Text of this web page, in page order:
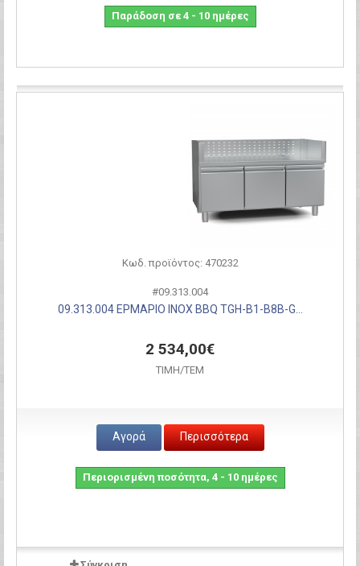
Παράδοση σε 4 - 10 ημέρες
Κωδ. προϊόντος: 470232
#09.313.004
09.313.004 ΕΡΜΑΡΙΟ INOX BBQ TGH-B1-B8B-G...
2 534,00€
ΤΙΜH/ΤΕΜ
Αγορά Περισσότερα
Περιορισμένη ποσότητα, 4 - 10 ημέρες